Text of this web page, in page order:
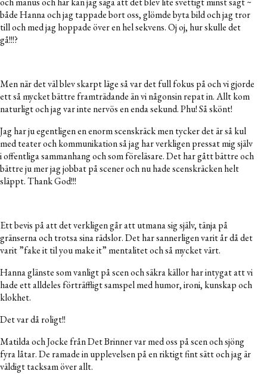
både Hanna och jag tappade bort oss, glömde byta bild och jag tror
till och med jag hoppade över en hel sekvens. Oj oj, hur skulle det
gå!!!?
Men när det väl blev skarpt läge så var det full fokus på och vi gjorde
ett så mycket bättre framträdande än vi någonsin repat in. Allt kom
naturligt och jag var inte nervös en enda sekund. Phu! Så skönt!
Jag har ju egentligen en enorm scenskräck men tycker det är så kul
med teater och kommunikation så jag har verkligen pressat mig själv
i offentliga sammanhang och som föreläsare. Det har gått bättre och
bättre ju mer jag jobbat på scener och nu hade scenskräcken helt
släppt. Thank God!!!
Ett bevis på att det verkligen går att utmana sig själv, tänja på
gränserna och trotsa sina rädslor. Det har sannerligen varit år då det
varit ”fake it til you make it” mentalitet och så mycket värt.
Hanna glänste som vanligt på scen och säkra källor har intygat att vi
hade ett alldeles förträffligt samspel med humor, ironi, kunskap och
klokhet.
Det var då roligt!!
Matilda och Jocke från Det Brinner var med oss på scen och sjöng
fyra låtar. De ramade in upplevelsen på en riktigt fint sätt och jag är
väldigt tacksam över allt.